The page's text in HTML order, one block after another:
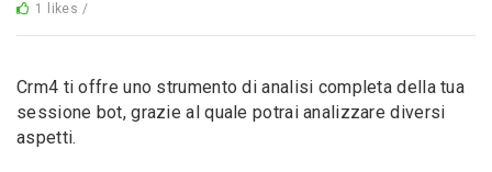
1 likes /
Crm4 ti offre uno strumento di analisi completa della tua
sessione bot, grazie al quale potrai analizzare diversi
aspetti.